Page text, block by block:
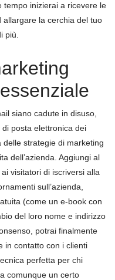
tempo inizierai a ricevere le
la cerchia del tuo
più.
siano cadute in disuso,
posta elettronica dei
strategie di marketing
dell’azienda. Aggiungi al
visitatori di iscriversi alla
sull’azienda,
(come un e-book con
del loro nome e indirizzo
potrai finalmente
in contatto con i clienti
perfetta per chi
comunque un certo